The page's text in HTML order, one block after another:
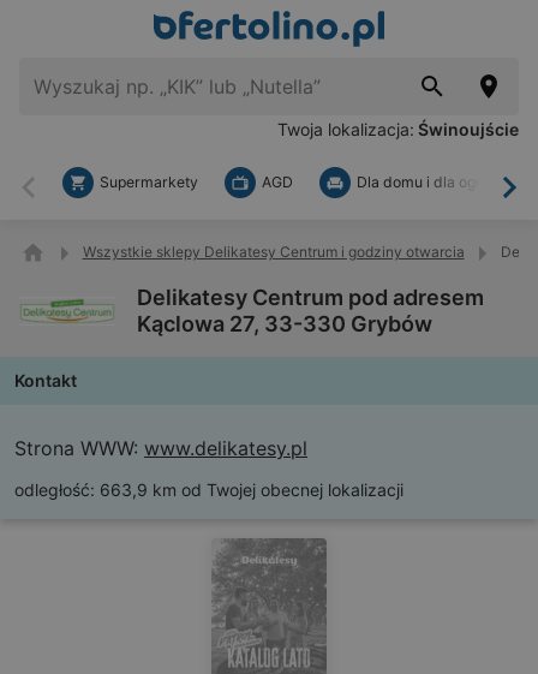
Twoja lokalizacja: Świnoujście
Wstecz
Supermarkety AGD Dla domu i dla ogrodu
Wszystkie sklepy Delikatesy Centrum i godziny otwarcia
Delikatesy Centrum pod adresem
Kąclowa 27, 33-330 Grybów
Kontakt
Strona WWW: www.delikatesy.pl
odległość: 663,9 km od Twojej obecnej lokalizacji